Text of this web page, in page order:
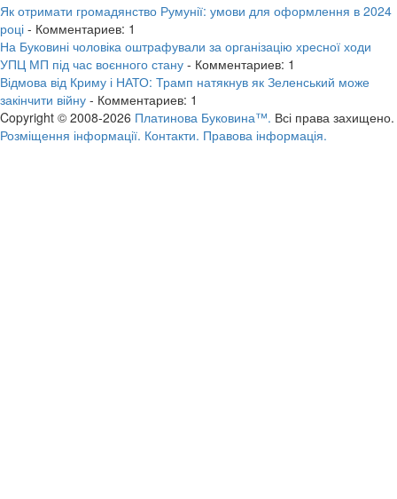
Як отримати громадянство Румунії: умови для оформлення в 2024
році - Комментариев: 1
На Буковині чоловіка оштрафували за організацію хресної ходи
УПЦ МП під час воєнного стану - Комментариев: 1
Відмова від Криму і НАТО: Трамп натякнув як Зеленський може
закінчити війну - Комментариев: 1
Copyright © 2008-2026 Платинова Буковина™. Всі права захищено.
Розміщення інформації. Контакти. Правова інформація.